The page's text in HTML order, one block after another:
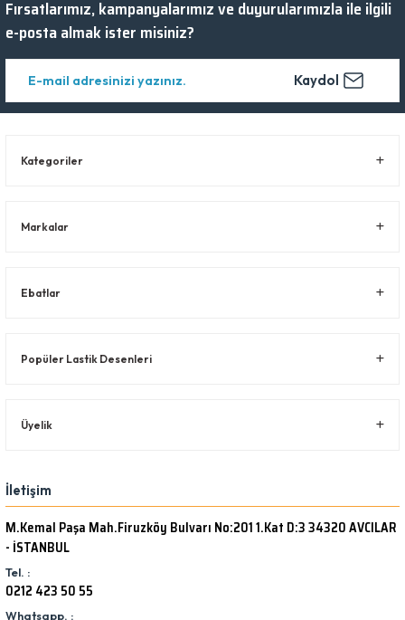
Fırsatlarımız, kampanyalarımız ve duyurularımızla ile ilgili
e-posta almak ister misiniz?
Kaydol
Kategoriler
Markalar
Ebatlar
Popüler Lastik Desenleri
Üyelik
İletişim
M.Kemal Paşa Mah.Firuzköy Bulvarı No:201 1.Kat D:3 34320 AVCILAR
- İSTANBUL
Tel. :
0212 423 50 55
Whatsapp. :